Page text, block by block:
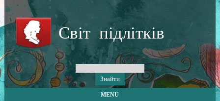
Світ підлітків
MENU